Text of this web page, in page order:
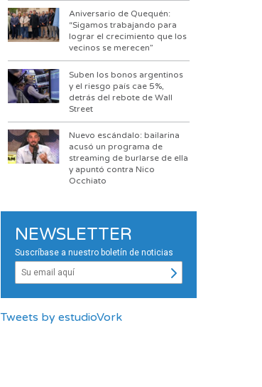
Aniversario de Quequén:
“Sigamos trabajando para
lograr el crecimiento que los
vecinos se merecen”
Suben los bonos argentinos
y el riesgo país cae 5%,
detrás del rebote de Wall
Street
Nuevo escándalo: bailarina
acusó un programa de
streaming de burlarse de ella
y apuntó contra Nico
Occhiato
NEWSLETTER
Suscríbase a nuestro boletín de noticias
Tweets by estudioVork